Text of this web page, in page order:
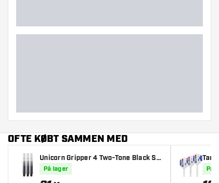
OFTE KØBT SAMMEN MED
Unicorn Gripper 4 Two-Tone Black Sk
after
På lager
art
På